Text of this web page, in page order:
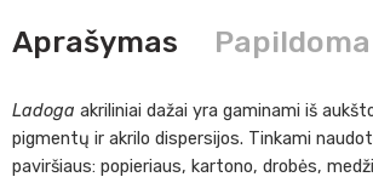
Aprašymas
Ladoga akriliniai dažai yra gaminami iš
pigmentų ir akrilo dispersijos. Tinkami
paviršiaus: popieriaus, kartono, drobės,